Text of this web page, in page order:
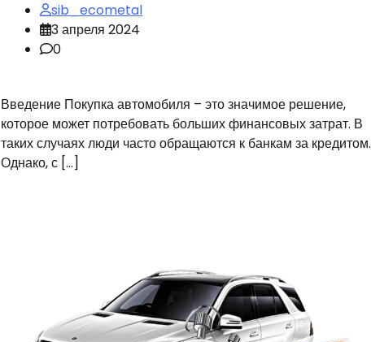
sib_ecometal
3 апреля 2024
0
Введение Покупка автомобиля – это значимое решение,
которое может потребовать больших финансовых затрат. В
таких случаях люди часто обращаются к банкам за кредитом.
Однако, с […]